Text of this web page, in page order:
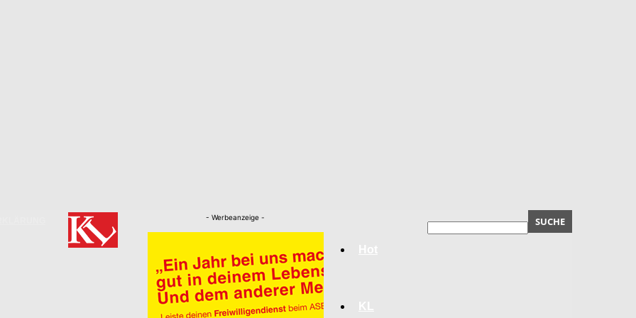
Kaiserslautern
- Werbeanzeige -